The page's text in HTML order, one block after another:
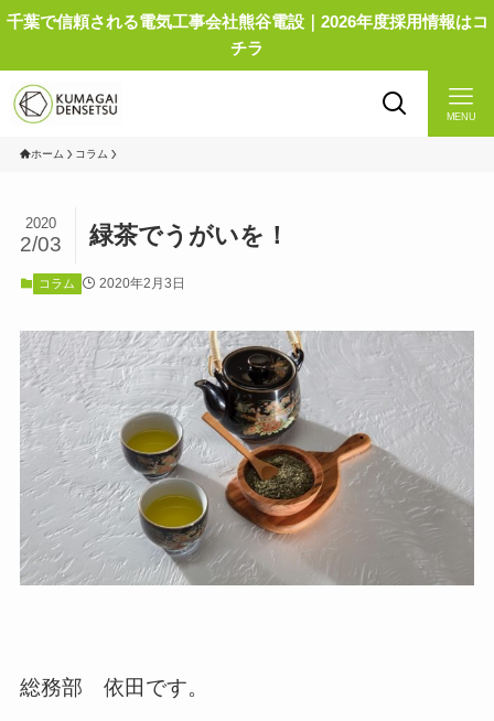
千葉で信頼される電気工事会社熊谷電設｜2026年度採用情報はコ
チラ
MENU
ホーム コラム
緑茶でうがいを！
2020
2/03
コラム 2020年2月3日
総務部 依田です。